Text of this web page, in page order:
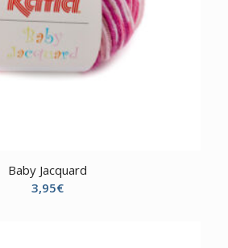
Baby Jacquard
3,95€